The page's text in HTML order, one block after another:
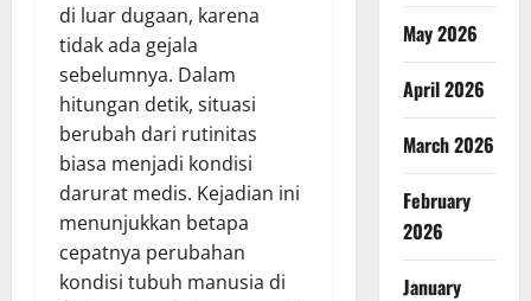
di luar dugaan, karena
tidak ada gejala
sebelumnya. Dalam
hitungan detik, situasi
berubah dari rutinitas
biasa menjadi kondisi
darurat medis. Kejadian ini
menunjukkan betapa
cepatnya perubahan
kondisi tubuh manusia di
May 2026
April 2026
March 2026
February
2026
January